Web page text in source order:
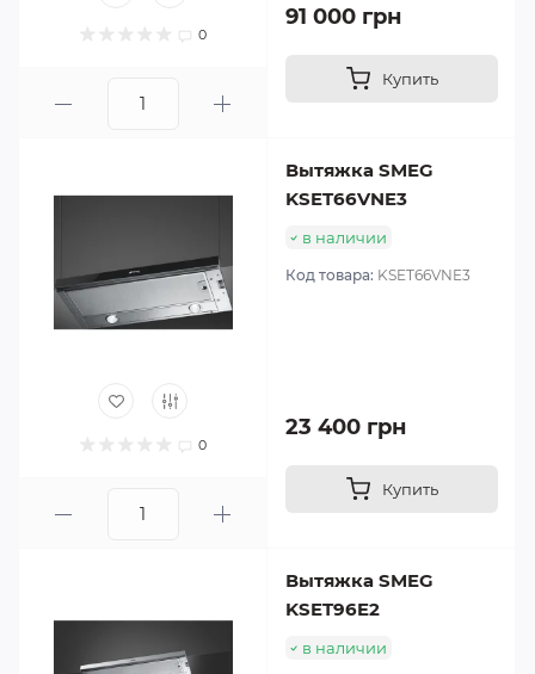
0
91 000 грн
Купить
0
Вытяжка SMEG
KSET66VNE3
в наличии
Код товара: KSET66VNE3
23 400 грн
Купить
Вытяжка SMEG
KSET96E2
в наличии